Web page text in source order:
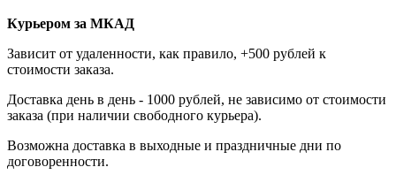
Курьером за МКАД
Зависит от удаленности, как правило, +500 рублей к
стоимости заказа.
Доставка день в день - 1000 рублей, не зависимо от стоимости
заказа (при наличии свободного курьера).
Возможна доставка в выходные и праздничные дни по
договоренности.